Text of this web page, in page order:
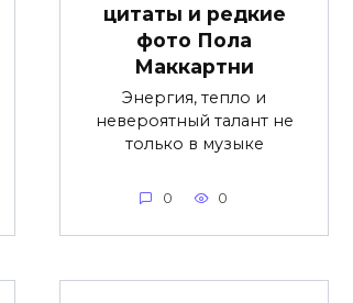
цитаты и редкие
фото Пола
Маккартни
Энергия, тепло и
невероятный талант не
только в музыке
0 0